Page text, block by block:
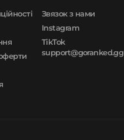
Звязок з нами
Instagram
TikTok
support@goranked.gg